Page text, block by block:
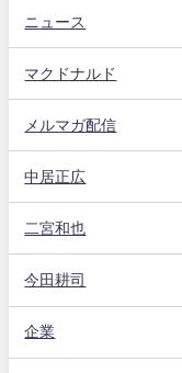
ニュース
マクドナルド
メルマガ配信
中居正広
二宮和也
今田耕司
企業